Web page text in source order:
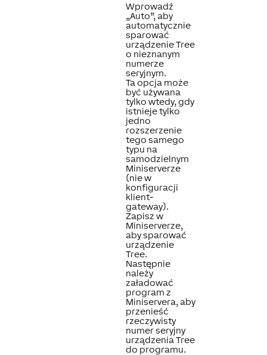
Wprowadź
„Auto”, aby
automatycznie
sparować
urządzenie Tree
o nieznanym
numerze
seryjnym.
Ta opcja może
być używana
tylko wtedy, gdy
istnieje tylko
jedno
rozszerzenie
tego samego
typu na
samodzielnym
Miniserverze
(nie w
konfiguracji
klient-
gateway).
Zapisz w
Miniserverze,
aby sparować
urządzenie
Tree.
Następnie
należy
załadować
program z
Miniservera, aby
przenieść
rzeczywisty
numer seryjny
urządzenia Tree
do programu.